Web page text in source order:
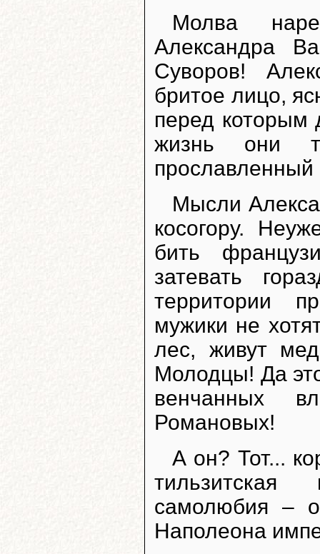
Молва
Александра
Суворов!
бритое лицо,
перед которым
жизнь они
прославленный
Мысли
косогору.
бить
затевать
территории
мужики не
лес, живут
Молодцы! Да
венчанных
Романовых!
А он? Тот...
самолюбия –
Наполеона